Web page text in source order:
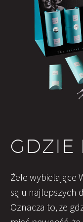
GDZIE
Żele wybielające
są u najlepszych
Oznacza to, że